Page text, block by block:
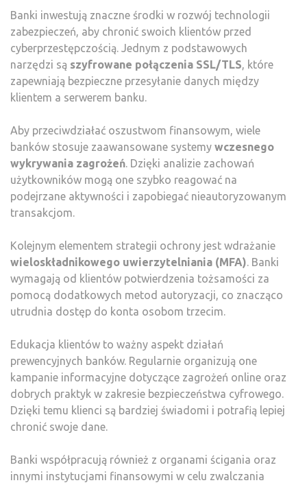
Banki inwestują znaczne środki w rozwój technologii
zabezpieczeń, aby chronić swoich klientów przed
cyberprzestępczością. Jednym z podstawowych
narzędzi są szyfrowane połączenia SSL/TLS, które
zapewniają bezpieczne przesyłanie danych między
klientem a serwerem banku.
Aby przeciwdziałać oszustwom finansowym, wiele
banków stosuje zaawansowane systemy wczesnego
wykrywania zagrożeń. Dzięki analizie zachowań
użytkowników mogą one szybko reagować na
podejrzane aktywności i zapobiegać nieautoryzowanym
transakcjom.
Kolejnym elementem strategii ochrony jest wdrażanie
wieloskładnikowego uwierzytelniania (MFA). Banki
wymagają od klientów potwierdzenia tożsamości za
pomocą dodatkowych metod autoryzacji, co znacząco
utrudnia dostęp do konta osobom trzecim.
Edukacja klientów to ważny aspekt działań
prewencyjnych banków. Regularnie organizują one
kampanie informacyjne dotyczące zagrożeń online oraz
dobrych praktyk w zakresie bezpieczeństwa cyfrowego.
Dzięki temu klienci są bardziej świadomi i potrafią lepiej
chronić swoje dane.
Banki współpracują również z organami ścigania oraz
innymi instytucjami finansowymi w celu zwalczania